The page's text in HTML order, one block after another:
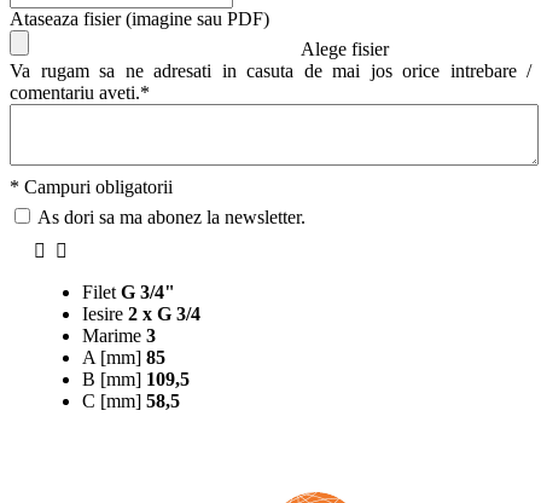
Ataseaza fisier (imagine sau PDF)
Alege fisier
Va rugam sa ne adresati in casuta de mai jos orice intrebare /
comentariu aveti.*
* Campuri obligatorii
As dori sa ma abonez la newsletter.
Filet G 3/4"
Iesire 2 x G 3/4
Marime 3
A [mm] 85
B [mm] 109,5
C [mm] 58,5